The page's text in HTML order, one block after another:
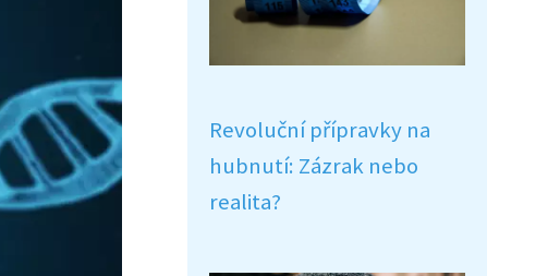
Revoluční přípravky na
hubnutí: Zázrak nebo
realita?